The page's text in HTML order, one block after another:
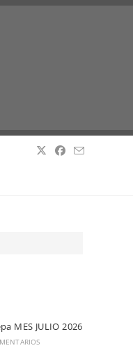
ICUEE tiene un nuevo
MES JULIO 2026